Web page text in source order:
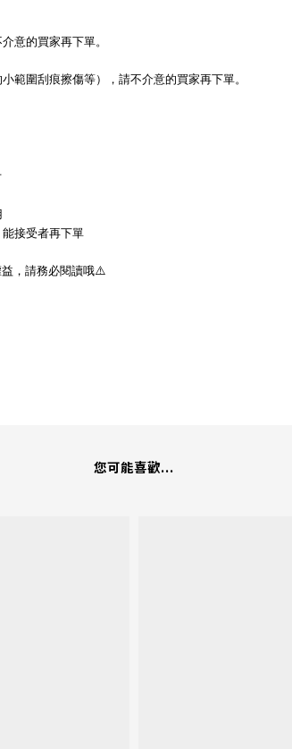
意的買家再下單。
範圍刮痕擦傷等），請不介意的買家再下單。
接受者再下單
，請務必閱讀哦⚠
您可能喜歡...